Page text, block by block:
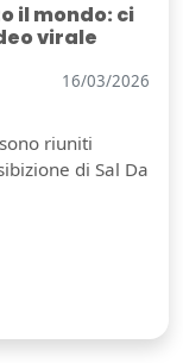
il mondo: ci
virale
16/03/2026
riuniti
di Sal Da